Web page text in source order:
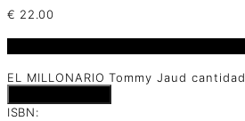
€ 22.00
EL MILLONARIO Tommy Jaud cantidad
ISBN: